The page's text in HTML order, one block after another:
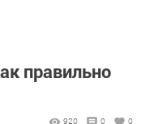
правильно
920 0 0